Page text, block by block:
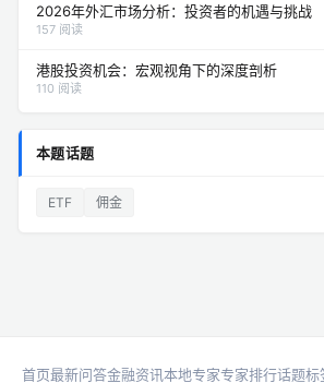
2026年外汇市场分析：投资者的机遇与挑战
157 阅读
港股投资机会：宏观视角下的深度剖析
110 阅读
本题话题
ETF 佣金
首页最新问答金融资讯本地专家专家排行话题标